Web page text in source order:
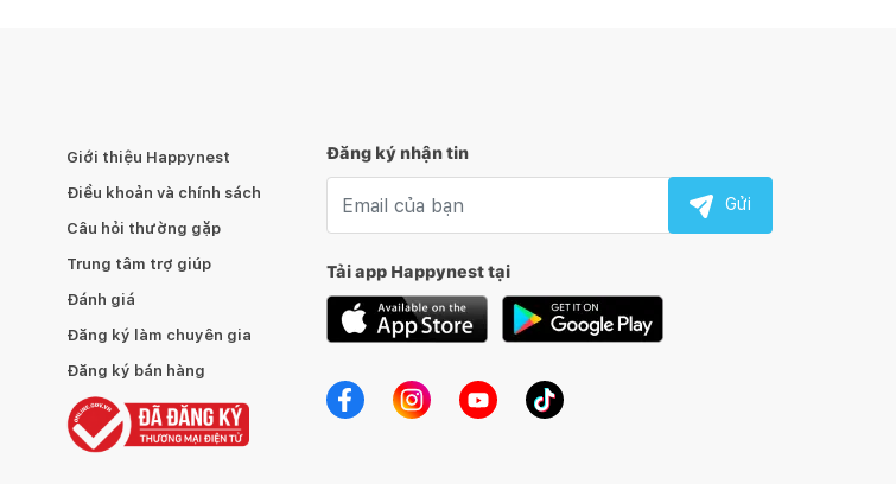
Giới thiệu Happynest
Điều khoản và chính sách
Câu hỏi thường gặp
Trung tâm trợ giúp
Đánh giá
Đăng ký làm chuyên gia
Đăng ký bán hàng
Đăng ký nhận tin
Gửi
Tải app Happynest tại